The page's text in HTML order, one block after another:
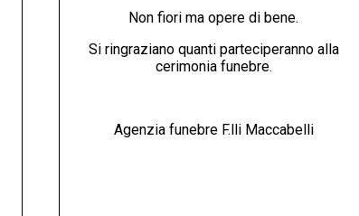
Non fiori ma opere di bene.
Si ringraziano quanti parteciperanno alla
cerimonia funebre.
Agenzia funebre F.lli Maccabelli